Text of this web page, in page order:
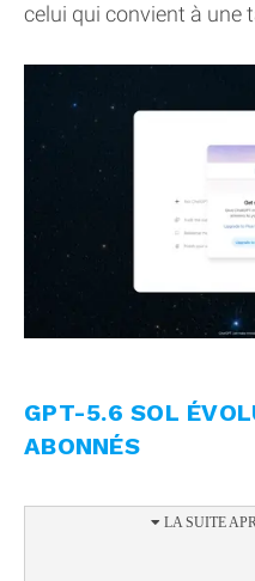
celui qui convient à une
GPT-5.6 SOL
ABONNÉS